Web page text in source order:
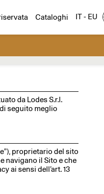
Cataloghi IT - EU
English
Deutsch
Español
Europa
Resto del mondo
da Lodes S.r.l.
seguito meglio
proprietario del sito
navigano il Sito e che
ai sensi dell’art. 13